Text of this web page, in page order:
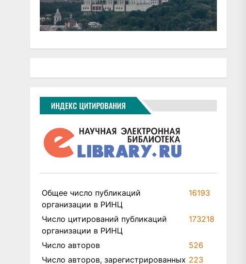
ИНДЕКС ЦИТИРОВАНИЯ
Общее число публикаций
организации в РИНЦ
16193
Число цитирований публикаций
организации в РИНЦ
173218
Число авторов
526
Число авторов, зарегистрированных 223